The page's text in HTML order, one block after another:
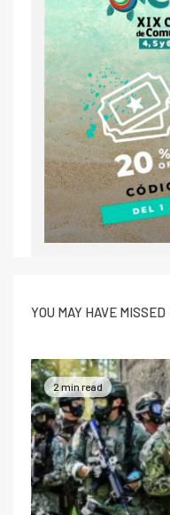
YOU MAY HAVE MISSED
2 min read